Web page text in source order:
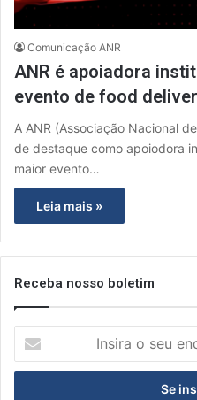
Comunicação ANR
ANR é apoiadora
evento de food
A ANR (Associação Nacional
de destaque como apoiodora
maior evento…
Leia mais »
Receba nosso boletim
s